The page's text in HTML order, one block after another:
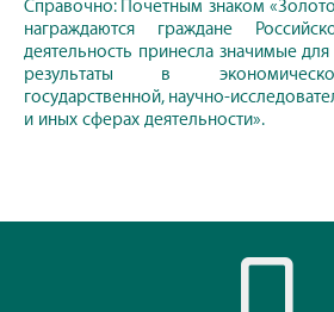
Справочно: Почетным знаком
награждаются граждане
деятельность принесла значимые
результаты в
государственной, научно-
и иных сферах деятельности».